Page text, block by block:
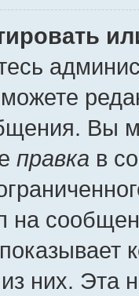
Вы
правка в
на
них. Эта